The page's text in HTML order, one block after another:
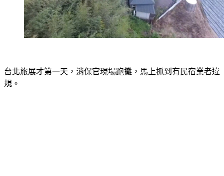
台北旅展才第一天，消保官現場跑攤，馬上抓到有民宿業者違
規。